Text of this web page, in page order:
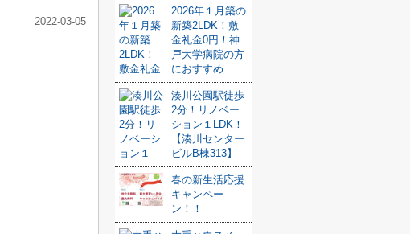
2022-03-05
2026年１月築の
新築2LDK！敷
金礼金0円！神
戸大学病院の方
におすすめ...
湊川公園駅徒歩
2分！リノベー
ション１LDK！
【湊川センター
ビルB棟313】
春の新生活応援
キャンペー
ン！！